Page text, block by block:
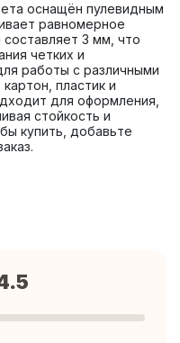
оснащён пулевидным
равномерное
3 мм, что
четких и
работы с различными
пластик и
для оформления,
стойкость и
купить, добавьте